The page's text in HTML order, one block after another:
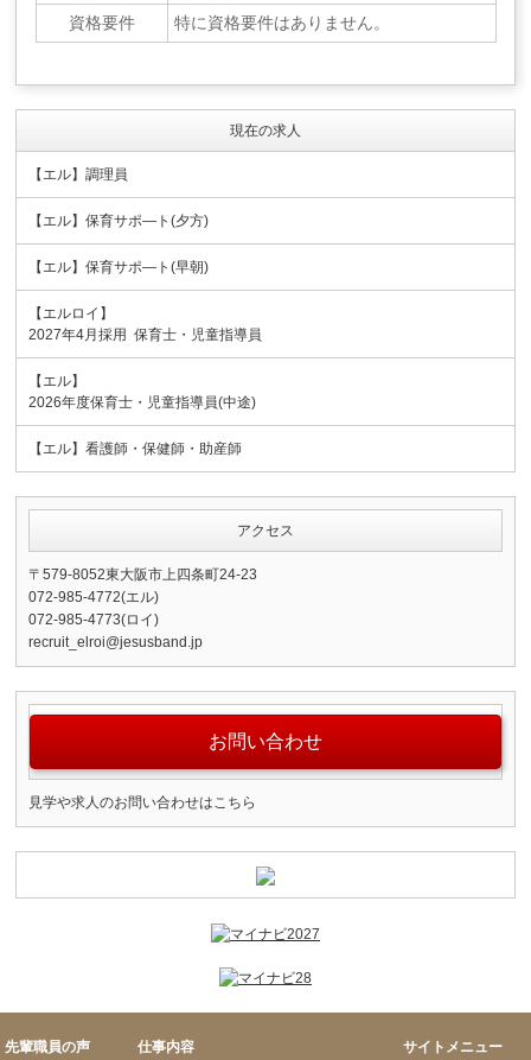
資格要件
特に資格要件はありません。
現在の求人
【エル】調理員
【エル】保育サポ―ト(夕方)
【エル】保育サポ―ト(早朝)
【エルロイ】
2027年4月採用 保育士・児童指導員
【エル】
2026年度保育士・児童指導員(中途)
【エル】看護師・保健師・助産師
アクセス
〒579-8052東大阪市上四条町24-23
072-985-4772(エル)
072-985-4773(ロイ)
recruit_elroi@jesusband.jp
お問い合わせ
見学や求人のお問い合わせはこちら
先輩職員の声
仕事内容
サイトメニュー